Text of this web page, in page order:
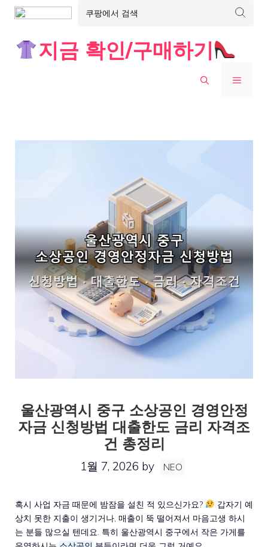
지금 확인/구매하기
MENU
울산광역시 중구 소상공인 경영안정
자금 신청방법 대출한도 금리 자격조
건 총정리
1월 7, 2026 by NEO
혹시 사업 자금 때문에 밤잠을 설친 적 있으신가요?
갑자기 예
상치 못한 지출이 생기거나, 매출이 뚝 떨어져서 마음고생 하시
는 분들 많으실 텐데요. 특히 울산광역시 중구에서 작은 가게를